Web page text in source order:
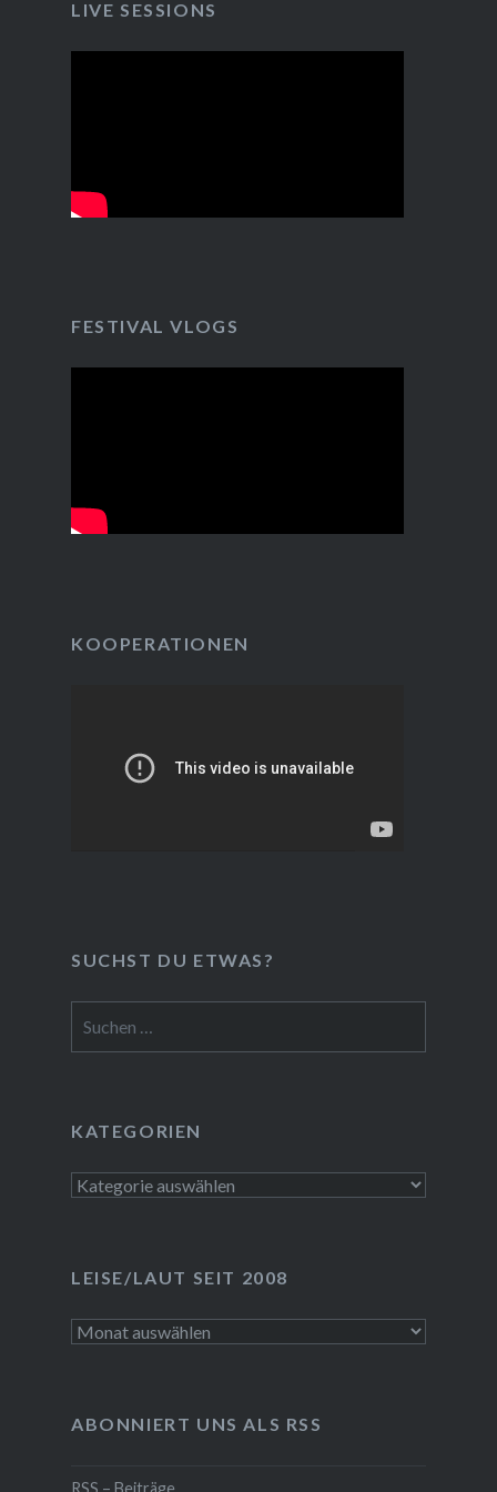
LIVE SESSIONS
FESTIVAL VLOGS
KOOPERATIONEN
SUCHST DU ETWAS?
nach:
KATEGORIEN
Kategorien
LEISE/LAUT SEIT 2008
LEISE/laut
ABONNIERT UNS ALS RSS
RSS – Beiträge